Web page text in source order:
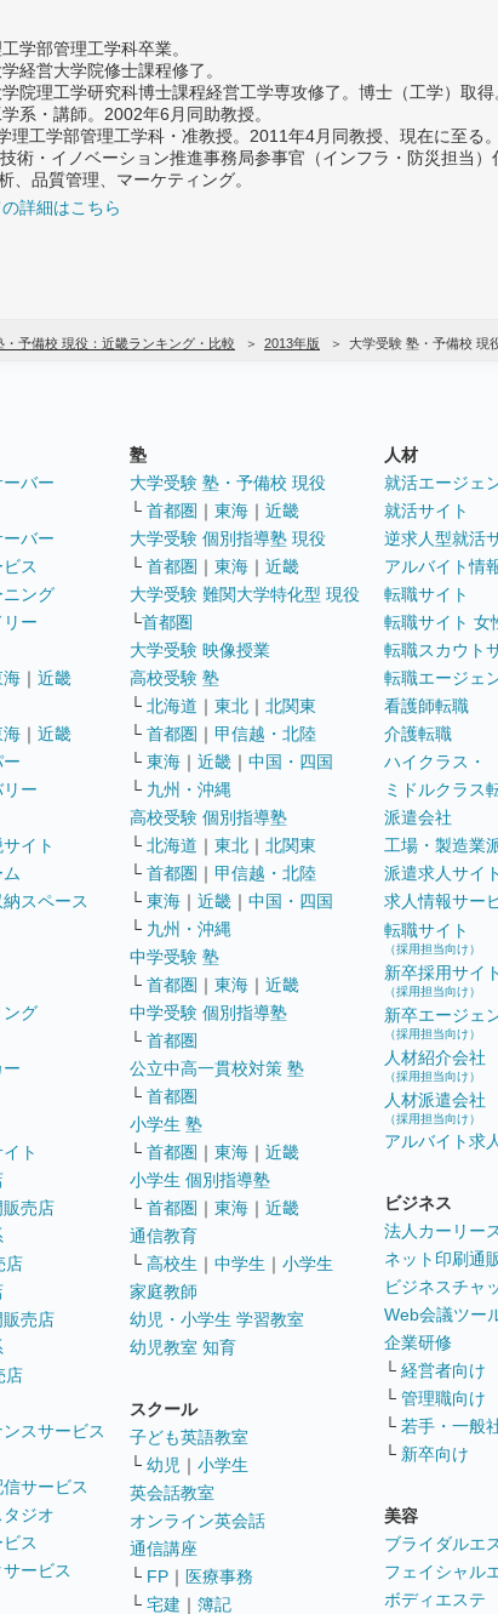
学部管理工学科卒業。
経営大学院修士課程修了。
院理工学研究科博士課程経営工学専攻修了。博士（工学）取得
系・講師。2002年6月同助教授。
理工学部管理工学科・准教授。2011年4月同教授、現在に至る。
術・イノベーション推進事務局参事官（インフラ・防災担当）
、品質管理、マーケティング。
詳細はこちら
・予備校 現役：近畿ランキング・比較 2013年版 大学受験 塾・予備校 現
バー
バー
ス
ング
ー
海 ｜ 近畿
海 ｜ 近畿
ー
イト
ム
スペース
ング
ト
売店
店
売店
店
スサービス
サービス
ジオ
ス
ービス
塾
大学受験 塾・予備校 現役
└ 首都圏 ｜ 東海 ｜ 近畿
大学受験 個別指導塾 現役
└ 首都圏 ｜ 東海 ｜ 近畿
大学受験 難関大学特化型 現役
└首都圏
大学受験 映像授業
高校受験 塾
└ 北海道 ｜ 東北 ｜ 北関東
└ 首都圏 ｜ 甲信越・北陸
└ 東海 ｜ 近畿 ｜ 中国・四国
└ 九州・沖縄
高校受験 個別指導塾
└ 北海道 ｜ 東北 ｜ 北関東
└ 首都圏 ｜ 甲信越・北陸
└ 東海 ｜ 近畿 ｜ 中国・四国
└ 九州・沖縄
中学受験 塾
└ 首都圏 ｜ 東海 ｜ 近畿
中学受験 個別指導塾
└ 首都圏
公立中高一貫校対策 塾
└ 首都圏
小学生 塾
└ 首都圏 ｜ 東海 ｜ 近畿
小学生 個別指導塾
└ 首都圏 ｜ 東海 ｜ 近畿
通信教育
└ 高校生 ｜ 中学生 ｜ 小学生
家庭教師
幼児・小学生 学習教室
幼児教室 知育
スクール
子ども英語教室
└ 幼児 ｜ 小学生
英会話教室
オンライン英会話
通信講座
└ FP ｜ 医療事務
└ 宅建 ｜ 簿記
人材
就活エージェ
就活サイト
逆求人型就活
アルバイト情
転職サイト
転職サイト 女
転職スカウト
転職エージェ
看護師転職
介護転職
ハイクラス・
ミドルクラス
派遣会社
工場・製造業
派遣求人サイト
求人情報サー
転職サイト
（採用担当向け）
新卒採用サイト
（採用担当向け）
新卒エージェ
（採用担当向け）
人材紹介会社
（採用担当向け）
人材派遣会社
（採用担当向け）
アルバイト求
ビジネス
法人カーリー
ネット印刷通
ビジネスチャ
Web会議ツー
企業研修
└ 経営者向け
└ 管理職向け
└ 若手・一般
└ 新卒向け
美容
ブライダルエ
フェイシャル
ボディエステ